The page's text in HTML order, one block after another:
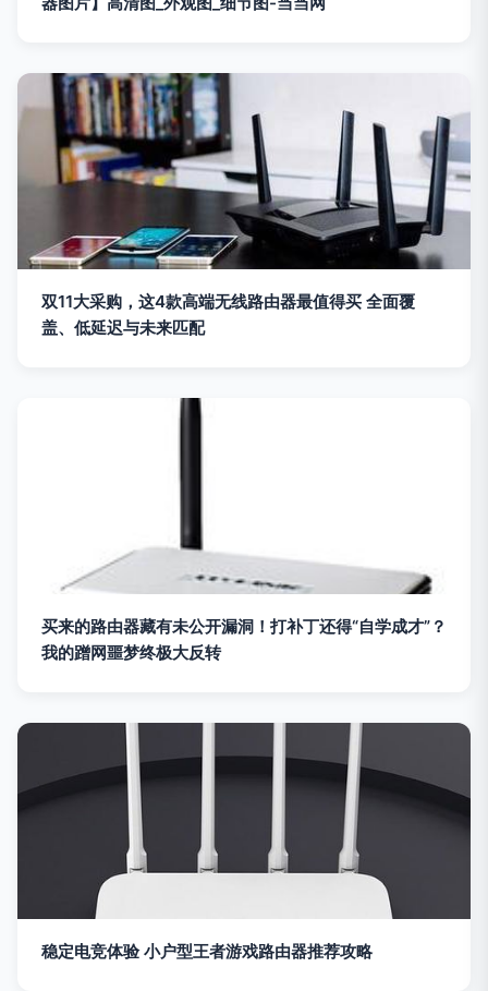
双11大采购，这4款高端无线路由器最值得买 全面覆
盖、低延迟与未来匹配
买来的路由器藏有未公开漏洞！打补丁还得“自学成才”？
我的蹭网噩梦终极大反转
稳定电竞体验 小户型王者游戏路由器推荐攻略